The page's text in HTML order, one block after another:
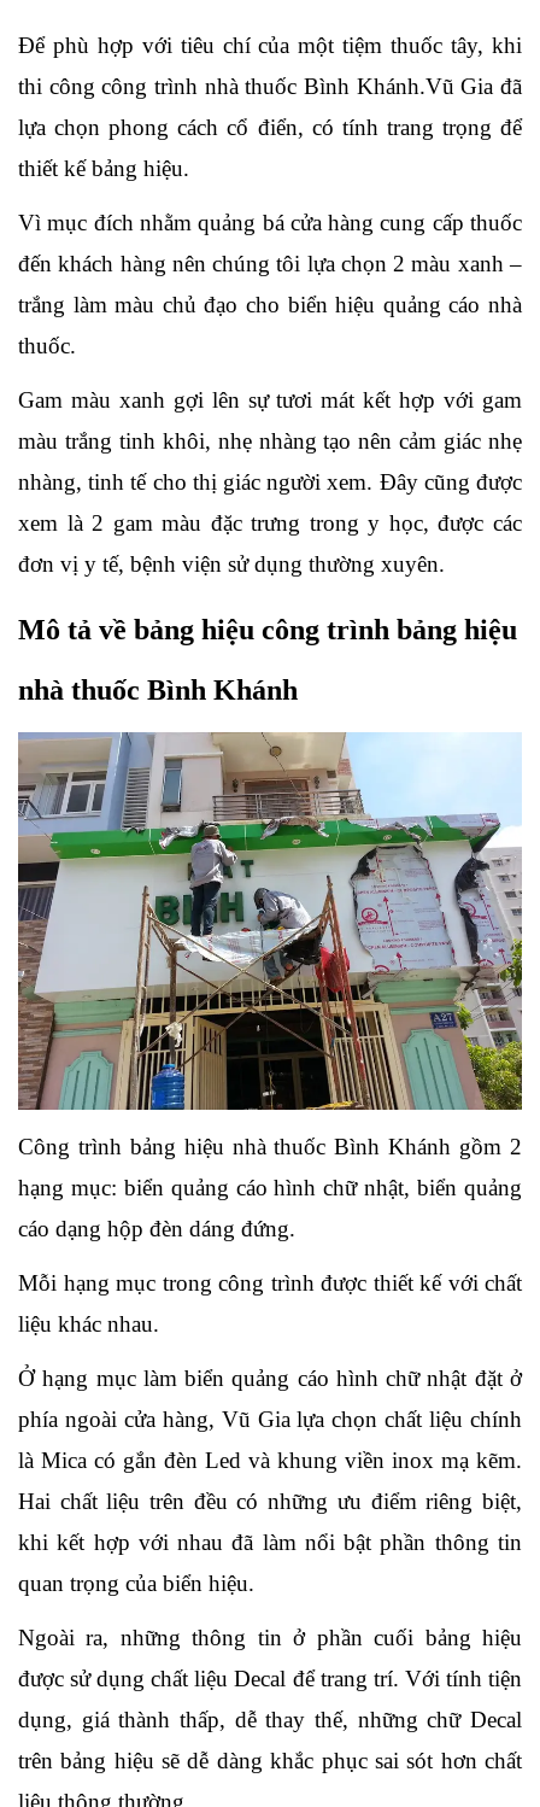
Để phù hợp với tiêu chí của một tiệm thuốc tây, khi
thi công công trình nhà thuốc Bình Khánh.Vũ Gia đã
lựa chọn phong cách cổ điển, có tính trang trọng để
thiết kế bảng hiệu.
Vì mục đích nhằm quảng bá cửa hàng cung cấp thuốc
đến khách hàng nên chúng tôi lựa chọn 2 màu xanh –
trắng làm màu chủ đạo cho biển hiệu quảng cáo nhà
thuốc.
Gam màu xanh gợi lên sự tươi mát kết hợp với gam
màu trắng tinh khôi, nhẹ nhàng tạo nên cảm giác nhẹ
nhàng, tinh tế cho thị giác người xem. Đây cũng được
xem là 2 gam màu đặc trưng trong y học, được các
đơn vị y tế, bệnh viện sử dụng thường xuyên.
Mô tả về bảng hiệu công trình bảng hiệu
nhà thuốc Bình Khánh
Công trình bảng hiệu nhà thuốc Bình Khánh gồm 2
hạng mục: biển quảng cáo hình chữ nhật, biển quảng
cáo dạng hộp đèn dáng đứng.
Mỗi hạng mục trong công trình được thiết kế với chất
liệu khác nhau.
Ở hạng mục làm biển quảng cáo hình chữ nhật đặt ở
phía ngoài cửa hàng, Vũ Gia lựa chọn chất liệu chính
là Mica có gắn đèn Led và khung viền inox mạ kẽm.
Hai chất liệu trên đều có những ưu điểm riêng biệt,
khi kết hợp với nhau đã làm nổi bật phần thông tin
quan trọng của biển hiệu.
Ngoài ra, những thông tin ở phần cuối bảng hiệu
được sử dụng chất liệu Decal để trang trí. Với tính tiện
dụng, giá thành thấp, dễ thay thế, những chữ Decal
trên bảng hiệu sẽ dễ dàng khắc phục sai sót hơn chất
liệu thông thường.